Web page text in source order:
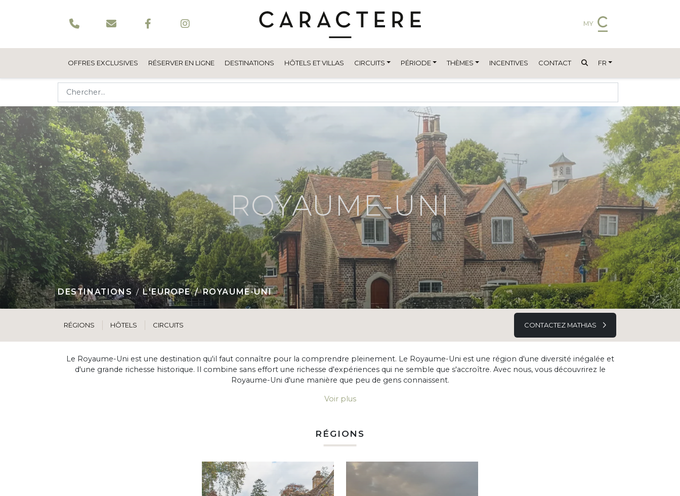
MY
OFFRES EXCLUSIVES RÉSERVER EN LIGNE DESTINATIONS HÔTELS ET VILLAS CIRCUITS PÉRIODE THÈMES INCENTIVES CONTACT FR
ROYAUME-UNI
DESTINATIONS L'EUROPE ROYAUME-UNI
RÉGIONS HÔTELS CIRCUITS CONTACTEZ MATHIAS
Le Royaume-Uni est une destination qu'il faut connaître pour la comprendre pleinement. Le Royaume-Uni est une région d'une diversité inégalée et
d'une grande richesse historique. Il combine sans effort une richesse d'expériences qui ne semble que s'accroître. Avec nous, vous découvrirez le
Royaume-Uni d'une manière que peu de gens connaissent.
Voir plus
RÉGIONS